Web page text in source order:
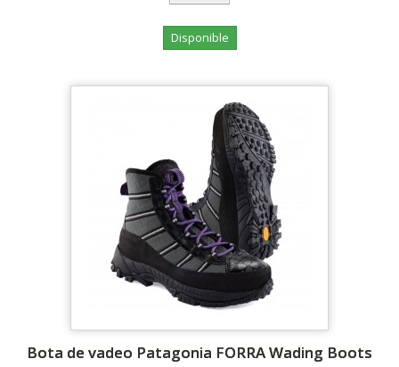
Disponible
Bota de vadeo Patagonia FORRA Wading Boots